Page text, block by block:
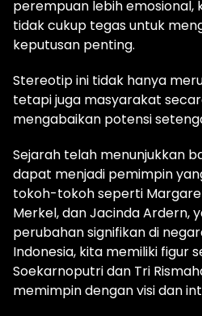
perempuan lebih emosional,
tidak cukup tegas untuk
keputusan penting.
Stereotip ini tidak hanya
tetapi juga masyarakat
mengabaikan potensi
Sejarah telah menunjukkan
dapat menjadi pemimpin
tokoh-tokoh seperti
Merkel, dan Jacinda Ardern,
perubahan signifikan di
Indonesia, kita memiliki figur
Soekarnoputri dan Tri
memimpin dengan visi dan